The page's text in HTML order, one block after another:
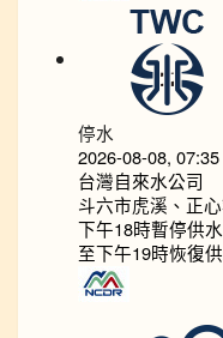
停水
2026-08-08, 07:35
台灣自來水公司
斗六市虎溪、正
下午18時暫停供
至下午19時恢復